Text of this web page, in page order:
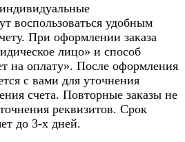
воспользоваться удобным
При оформлении заказа
лицо» и способ
на оплату». После оформления
с вами для уточнения
счета. Повторные заказы не
реквизитов. Срок
до 3-х дней.